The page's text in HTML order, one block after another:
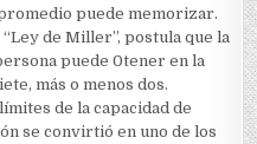
puede memorizar.
de Miller”, postula que la
puede 0tener en la
más o menos dos.
de la capacidad de
se convirtió en uno de los